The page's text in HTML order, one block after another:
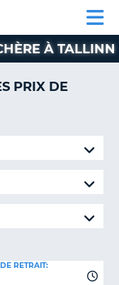
À TALLINN
PRIX DE
RETRAIT: